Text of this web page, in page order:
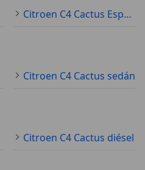
Citroen C4 Cactus Especificaciones técnicas
Citroen C4 Cactus sedán
Citroen C4 Cactus diésel